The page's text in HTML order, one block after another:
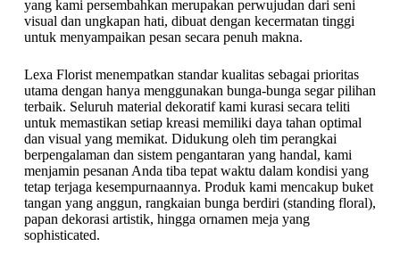
yang kami persembahkan merupakan perwujudan dari seni
visual dan ungkapan hati, dibuat dengan kecermatan tinggi
untuk menyampaikan pesan secara penuh makna.
Lexa Florist menempatkan standar kualitas sebagai prioritas
utama dengan hanya menggunakan bunga-bunga segar pilihan
terbaik. Seluruh material dekoratif kami kurasi secara teliti
untuk memastikan setiap kreasi memiliki daya tahan optimal
dan visual yang memikat. Didukung oleh tim perangkai
berpengalaman dan sistem pengantaran yang handal, kami
menjamin pesanan Anda tiba tepat waktu dalam kondisi yang
tetap terjaga kesempurnaannya. Produk kami mencakup buket
tangan yang anggun, rangkaian bunga berdiri (standing floral),
papan dekorasi artistik, hingga ornamen meja yang
sophisticated.